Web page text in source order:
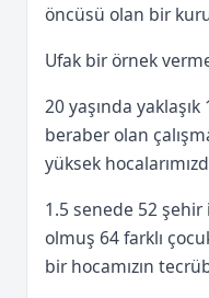
öncüsü olan bir
Ufak bir örnek
20 yaşında
beraber olan
yüksek
1.5 senede 52
olmuş 64 farklı
bir hocamızın